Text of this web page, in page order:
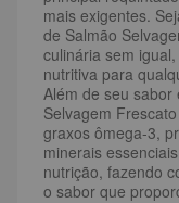
mais exigentes.
de Salmão
culinária sem
nutritiva para
Além de seu sabor
Selvagem
graxos ômega-3,
minerais
nutrição, fazendo
o sabor que